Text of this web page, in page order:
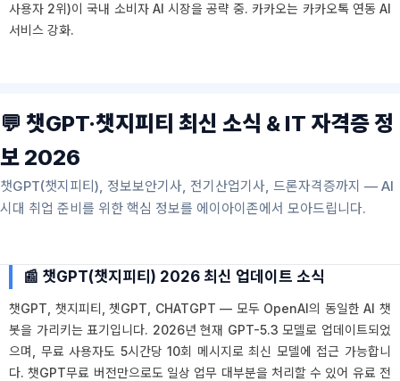
사용자 2위)이 국내 소비자 AI 시장을 공략 중. 카카오는 카카오톡 연동 AI
서비스 강화.
💬 챗GPT·챗지피티 최신 소식 & IT 자격증 정
보 2026
챗GPT(챗지피티), 정보보안기사, 전기산업기사, 드론자격증까지 — AI
시대 취업 준비를 위한 핵심 정보를 에이아이존에서 모아드립니다.
📰 챗GPT(챗지피티) 2026 최신 업데이트 소식
챗GPT, 챗지피티, 쳇GPT, CHATGPT — 모두 OpenAI의 동일한 AI 챗
봇을 가리키는 표기입니다. 2026년 현재 GPT-5.3 모델로 업데이트되었
으며, 무료 사용자도 5시간당 10회 메시지로 최신 모델에 접근 가능합니
다. 챗GPT무료 버전만으로도 일상 업무 대부분을 처리할 수 있어 유료 전